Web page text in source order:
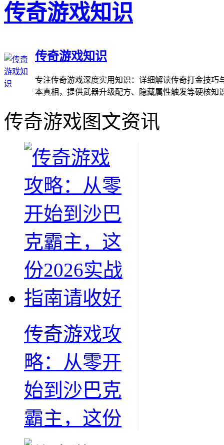
传奇游戏知识
传奇游戏知识
专注传奇游戏深度实用知识：详细解读传奇打金技巧
本真相，提供武器升级配方、隐藏属性触发等硬核知
传奇游戏图文资讯
传奇游戏攻
略：从零开
始到沙巴克
霸主，这份